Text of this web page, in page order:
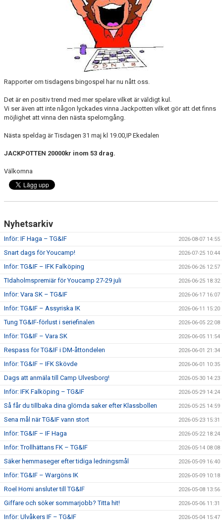
CUPER ARBETSBESKRIVNING
Rapporter om tisdagens bingospel har nu nått oss.
Det är en positiv trend med mer spelare vilket är väldigt kul.
Vi ser även att inte någon lyckades vinna Jackpotten vilket gör att det finns
möjlighet att vinna den nästa spelomgång.
Nästa speldag är Tisdagen 31 maj kl 19.00,IP Ekedalen
JACKPOTTEN 20000kr inom 53 drag.
Välkomna
Nyhetsarkiv
Inför: IF Haga – TG&IF 2026-08-07 14:55
Snart dags för Youcamp! 2026-07-25 10:44
Inför: TG&IF – IFK Falköping 2026-06-26 12:57
TIdaholmspremiär för Youcamp 27-29 juli 2026-06-25 18:32
Inför: Vara SK – TG&IF 2026-06-17 16:07
Inför: TG&IF – Assyriska IK 2026-06-11 15:20
Tung TG&IF-förlust i seriefinalen 2026-06-05 22:08
Inför: TG&IF – Vara SK 2026-06-05 11:54
Respass för TG&IF i DM-åttondelen 2026-06-01 21:34
Inför: TG&IF – IFK Skövde 2026-06-01 10:35
Dags att anmäla till Camp Ulvesborg! 2026-05-30 14:23
Inför: IFK Falköping – TG&IF 2026-05-29 14:24
Så får du tillbaka dina glömda saker efter Klassbollen 2026-05-25 14:59
Sena mål när TG&IF vann stort 2026-05-23 15:31
Inför: TG&IF – IF Haga 2026-05-22 18:24
Inför: Trollhättans FK – TG&IF 2026-05-14 08:08
Säker hemmaseger efter tidiga ledningsmål 2026-05-09 16:40
Inför: TG&IF – Wargöns IK 2026-05-09 10:18
Roel Homi ansluter till TG&IF 2026-05-08 13:56
Giffare och söker sommarjobb? Titta hit! 2026-05-06 11:31
Inför: Ulvåkers IF – TG&IF 2026-05-04 15:47